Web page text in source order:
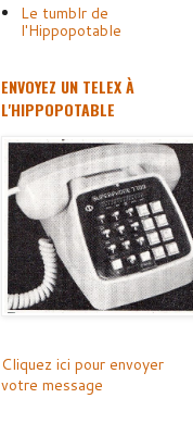
Le tumblr de
l'Hippopotable
ENVOYEZ UN TELEX À
L'HIPPOPOTABLE
Cliquez ici pour envoyer
votre message